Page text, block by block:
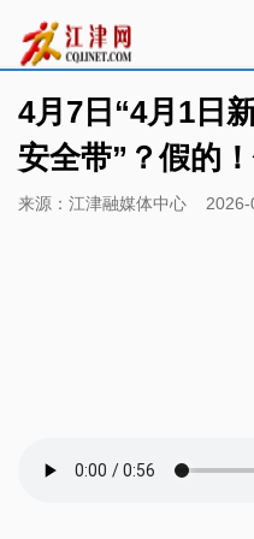
4月7日“4月1日
安全带”？假的
来源：江津融媒体中心 2026-